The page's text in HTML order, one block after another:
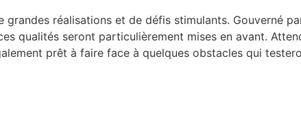
grandes réalisations et de défis stimulants. Gouverné
qualités seront particulièrement mises en avant.
prêt à faire face à quelques obstacles qui